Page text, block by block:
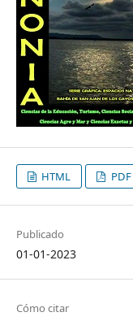
HTML PDF
Publicado
01-01-2023
Cómo citar